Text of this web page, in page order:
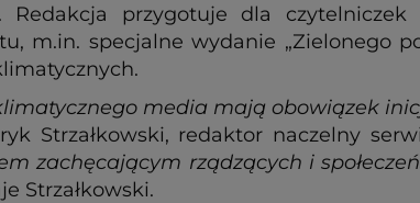
Redakcja przygotuje dla
m.in. specjalne wydanie „Zielonego
media mają obowiązek
Strzałkowski, redaktor naczelny
zachęcającym rządzących i
Strzałkowski.